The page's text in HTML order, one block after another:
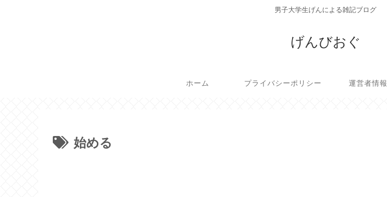
男子大学生げんによる雑記ブログ
げんびおぐ
ホーム プライバシーポリシー 運営者情報
始める